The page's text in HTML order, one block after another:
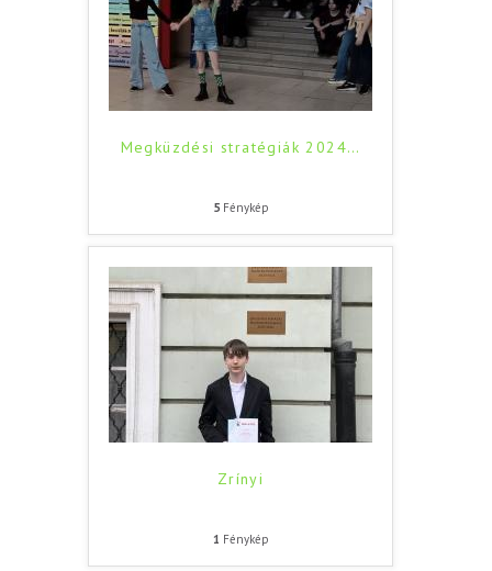
Megküzdési stratégiák 2024…
5Fénykép
Zrínyi
1 Fénykép